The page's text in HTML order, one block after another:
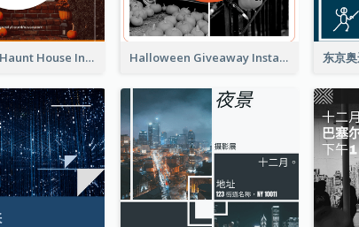
Halloween Haunt House Instagram Post Halloween Giveaway Instagram Post